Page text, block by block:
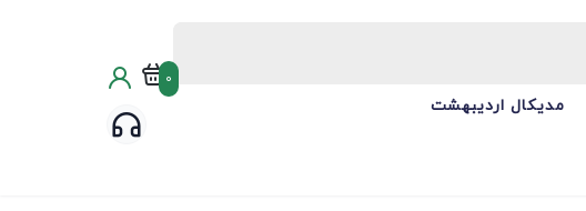
مدیکال اردیبهشت
0